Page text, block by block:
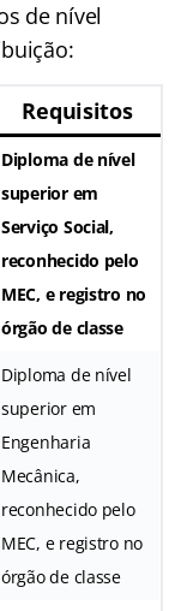
de nível
Requisitos
Diploma de nível
superior em
Serviço Social,
reconhecido pelo
MEC, e registro no
órgão de classe
Diploma de nível
superior em
Engenharia
Mecânica,
reconhecido pelo
MEC, e registro no
órgão de classe